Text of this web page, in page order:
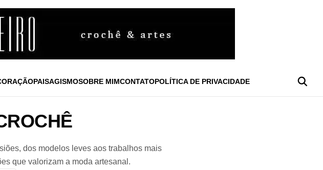
PAISAGISMOSOBRE MIMCONTATOPOLÍTICA DE PRIVACIDADE
dos modelos leves aos trabalhos mais
que valorizam a moda artesanal.